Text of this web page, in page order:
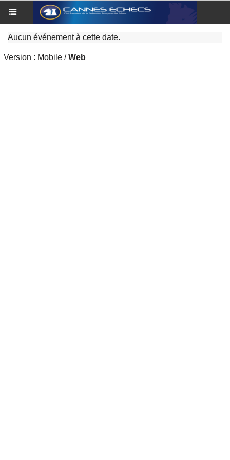
Aucun événement à cette date.
Version : Mobile /Web